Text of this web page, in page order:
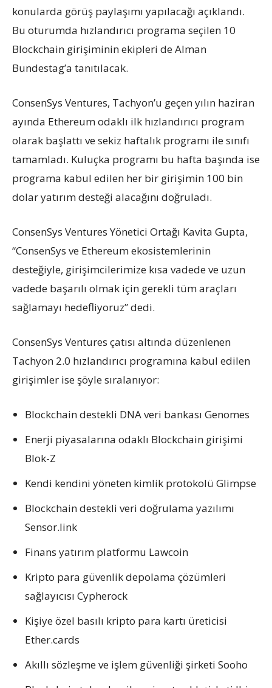
konularda görüş paylaşımı yapılacağı açıklandı.
Bu oturumda hızlandırıcı programa seçilen 10
Blockchain girişiminin ekipleri de Alman
Bundestag’a tanıtılacak.
ConsenSys Ventures, Tachyon’u geçen yılın haziran
ayında Ethereum odaklı ilk hızlandırıcı program
olarak başlattı ve sekiz haftalık programı ile sınıfı
tamamladı. Kuluçka programı bu hafta başında ise
programa kabul edilen her bir girişimin 100 bin
dolar yatırım desteği alacağını doğruladı.
ConsenSys Ventures Yönetici Ortağı Kavita Gupta,
“ConsenSys ve Ethereum ekosistemlerinin
desteğiyle, girişimcilerimize kısa vadede ve uzun
vadede başarılı olmak için gerekli tüm araçları
sağlamayı hedefliyoruz” dedi.
ConsenSys Ventures çatısı altında düzenlenen
Tachyon 2.0 hızlandırıcı programına kabul edilen
girişimler ise şöyle sıralanıyor:
Blockchain destekli DNA veri bankası Genomes
Enerji piyasalarına odaklı Blockchain girişimi
Blok-Z
Kendi kendini yöneten kimlik protokolü Glimpse
Blockchain destekli veri doğrulama yazılımı
Sensor.link
Finans yatırım platformu Lawcoin
Kripto para güvenlik depolama çözümleri
sağlayıcısı Cypherock
Kişiye özel basılı kripto para kartı üreticisi
Ether.cards
Akıllı sözleşme ve işlem güvenliği şirketi Sooho